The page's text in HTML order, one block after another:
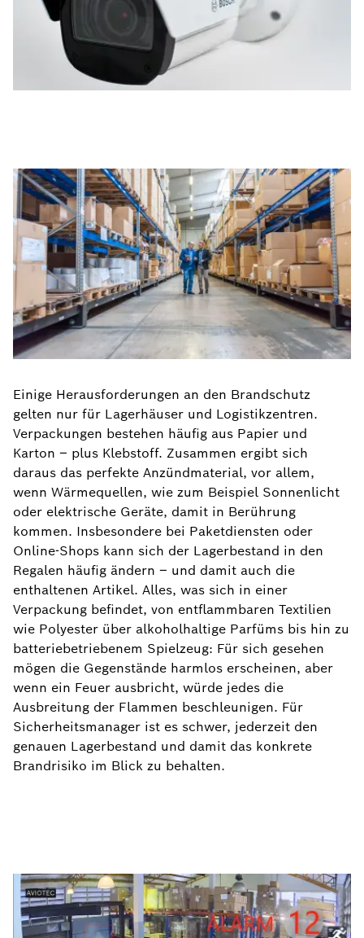
Einige Herausforderungen an den Brandschutz
gelten nur für Lagerhäuser und Logistikzentren.
Verpackungen bestehen häufig aus Papier und
Karton – plus Klebstoff. Zusammen ergibt sich
daraus das perfekte Anzündmaterial, vor allem,
wenn Wärmequellen, wie zum Beispiel Sonnenlicht
oder elektrische Geräte, damit in Berührung
kommen. Insbesondere bei Paketdiensten oder
Online-Shops kann sich der Lagerbestand in den
Regalen häufig ändern – und damit auch die
enthaltenen Artikel. Alles, was sich in einer
Verpackung befindet, von entflammbaren Textilien
wie Polyester über alkoholhaltige Parfüms bis hin zu
batteriebetriebenem Spielzeug: Für sich gesehen
mögen die Gegenstände harmlos erscheinen, aber
wenn ein Feuer ausbricht, würde jedes die
Ausbreitung der Flammen beschleunigen. Für
Sicherheitsmanager ist es schwer, jederzeit den
genauen Lagerbestand und damit das konkrete
Brandrisiko im Blick zu behalten.